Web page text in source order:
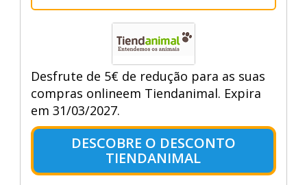
Desfrute de 5€ de redução para as suas
compras onlineem Tiendanimal. Expira
em 31/03/2027.
DESCOBRE O DESCONTO
TIENDANIMAL